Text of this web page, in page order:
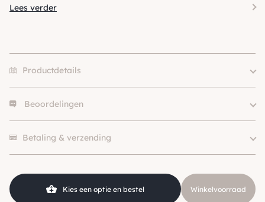
Lees verder
Productdetails
Size
Merk
Flamingo
Kleur
Beoordelingen
Betaling & verzending
Kies een optie en bestel Winkelvoorraad